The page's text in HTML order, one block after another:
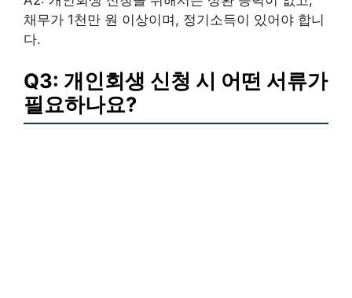
채무가 1천만 원 이상이며, 정기소득이 있어야 합니
다.
Q3: 개인회생 신청 시 어떤 서류가
필요하나요?